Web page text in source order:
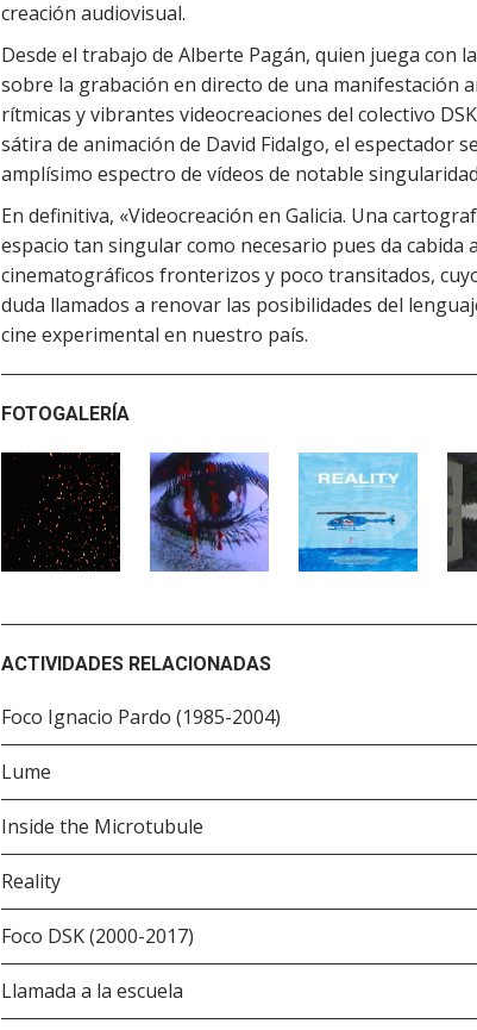
creación audiovisual.
Desde el trabajo de Alberte Pagán, quien juega con
sobre la grabación en directo de una manifestación
rítmicas y vibrantes videocreaciones del colectivo
sátira de animación de David Fidalgo, el espectador
amplísimo espectro de vídeos de notable
En definitiva, «Videocreación en Galicia. Una
espacio tan singular como necesario pues da cabida
cinematográficos fronterizos y poco transitados,
duda llamados a renovar las posibilidades del
cine experimental en nuestro país.
FOTOGALERÍA
ACTIVIDADES RELACIONADAS
Foco Ignacio Pardo (1985-2004)
Lume
Inside the Microtubule
Reality
Foco DSK (2000-2017)
Llamada a la escuela